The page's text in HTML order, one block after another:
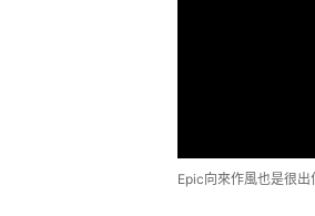
Epic向來作風也是很